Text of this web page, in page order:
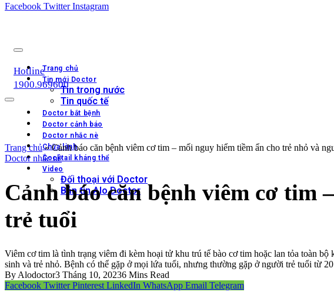
Facebook Twitter Instagram
Trang chủ
Tin mới Doctor
Tin trong nước
Tin quốc tế
Doctor bắt bệnh
Doctor cảnh báo
Doctor nhắc nè
Chữa lành
Cocktail kháng thể
Video
Đối thoại với Doctor
Bản tin Alo Doctor
Hotline
1900.969600
Trang chủ»Cảnh báo căn bệnh viêm cơ tim – mối nguy hiểm tiềm ẩn cho trẻ nhỏ và
Doctor nhắc nè
Cảnh báo căn bệnh viêm cơ tim
trẻ tuổi
Viêm cơ tim là tình trạng viêm đi kèm hoại tử khu trú tế bào cơ tim hoặc lan tỏa toàn
sinh và trẻ nhỏ. Bệnh có thể gặp ở mọi lứa tuổi, nhưng thường gặp ở người trẻ tuổi từ
By Alodoctor3 Tháng 10, 20236 Mins Read
Facebook Twitter Pinterest LinkedIn WhatsApp Email Telegram